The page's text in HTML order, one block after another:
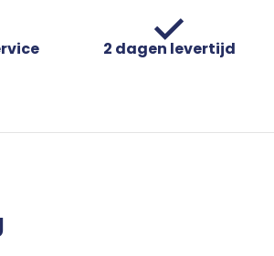
2 dagen levertijd